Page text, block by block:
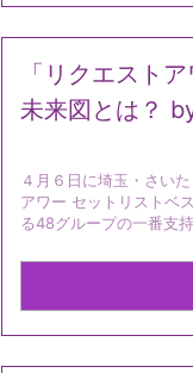
「リクエスト
未来図とは？
４月６日に埼玉・さい
アワー セットリストベ
る48グループの一番支